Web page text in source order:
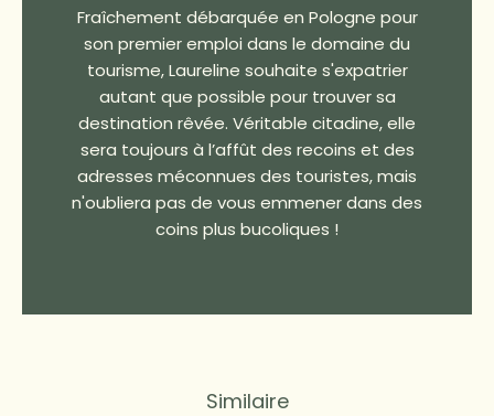
Fraîchement débarquée en Pologne pour
son premier emploi dans le domaine du
tourisme, Laureline souhaite s'expatrier
autant que possible pour trouver sa
destination rêvée. Véritable citadine, elle
sera toujours à l’affût des recoins et des
adresses méconnues des touristes, mais
n'oubliera pas de vous emmener dans des
coins plus bucoliques !
Similaire